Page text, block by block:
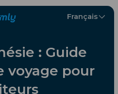
Français
: Guide
voyage pour